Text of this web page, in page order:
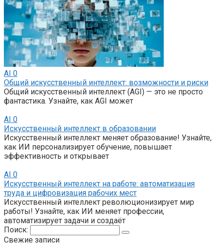
AI 0
Общий искусственный интеллект: возможности и риски
Общий искусственный интеллект (AGI) — это не просто
фантастика. Узнайте, как AGI может
AI 0
Искусственный интеллект в образовании
Искусственный интеллект меняет образование! Узнайте,
как ИИ персонализирует обучение, повышает
эффективность и открывает
AI 0
Искусственный интеллект на работе: автоматизация
труда и цифровизация рабочих мест
Искусственный интеллект революционизирует мир
работы! Узнайте, как ИИ меняет профессии,
автоматизирует задачи и создаёт
Поиск:
Свежие записи